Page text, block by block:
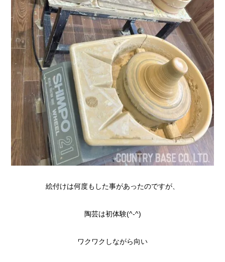
絵付けは何度もした事があったのですが、
陶芸は初体験(^-^)
ワクワクしながら向い